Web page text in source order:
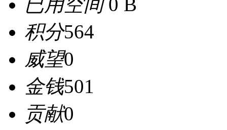
积分564
威望0
金钱501
贡献0